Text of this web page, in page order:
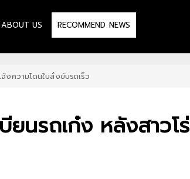
ABOUT US RECOMMEND NEWS
งความโดนใบสั่งขับรถเร็ว
นรถเก๋ง หลังสาวโร่